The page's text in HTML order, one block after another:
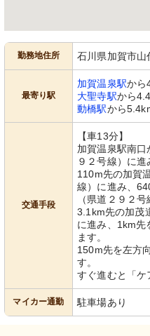
勤務地住所 石川県加賀市
最寄り駅
加賀温泉駅から
大聖寺駅から
動橋駅から
交通手段
【車13分】
加賀温泉駅南口
９２号線）に進
110m先の加賀
線）に進み、
（県道２９２
3.1km先の加茂
に進み、1km先
ます。
150m先を左方
す。
すぐ進むと「ケ
マイカー通勤 駐車場あり